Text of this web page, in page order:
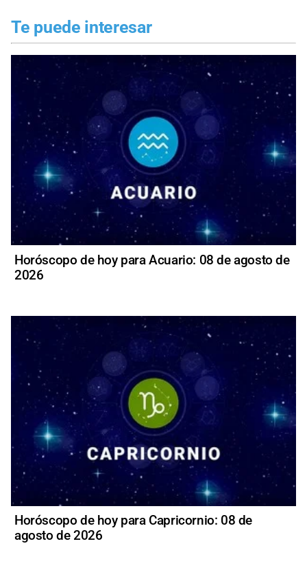
Te puede interesar
Horóscopo de hoy para Acuario: 08 de agosto de
2026
Horóscopo de hoy para Capricornio: 08 de
agosto de 2026